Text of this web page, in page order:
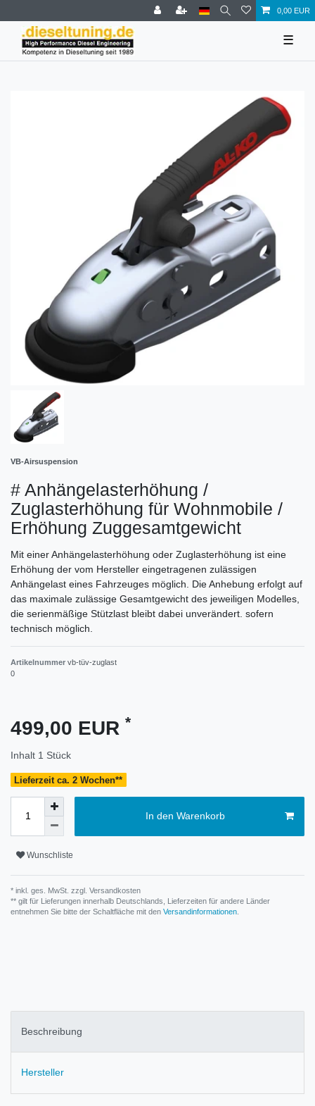
0,00 EUR
☰
VB-Airsuspension
# Anhängelasterhöhung /
Zuglasterhöhung für Wohnmobile /
Erhöhung Zuggesamtgewicht
Mit einer Anhängelasterhöhung oder Zuglasterhöhung ist eine
Erhöhung der vom Hersteller eingetragenen zulässigen
Anhängelast eines Fahrzeuges möglich. Die Anhebung erfolgt auf
das maximale zulässige Gesamtgewicht des jeweiligen Modelles,
die serienmäßige Stützlast bleibt dabei unverändert. sofern
technisch möglich.
Artikelnummer vb-tüv-zuglast
0
499,00 EUR *
Inhalt 1 Stück
Lieferzeit ca. 2 Wochen**
In den Warenkorb
Wunschliste
* inkl. ges. MwSt. zzgl. Versandkosten
** gilt für Lieferungen innerhalb Deutschlands, Lieferzeiten für andere Länder
entnehmen Sie bitte der Schaltfläche mit den Versandinformationen
Beschreibung
Hersteller